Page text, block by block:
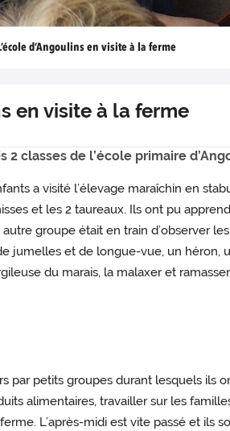
L’école d’Angoulins en visite à la ferme
en visite à la ferme
2 classes de l’école primaire
a visité l’élevage maraîchin en
et les 2 taureaux. Ils ont pu
groupe était en train d’observer
jumelles et de longue-vue, un héron,
du marais, la malaxer et
par petits groupes durant lesquels ils
alimentaires, travailler sur les
L’après-midi est vite passé et ils